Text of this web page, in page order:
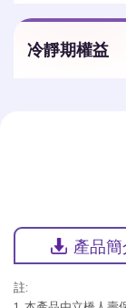
冷靜期權益
產品
註: